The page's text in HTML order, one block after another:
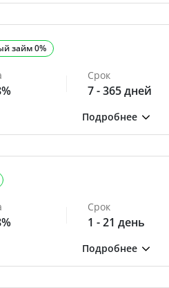
займ 0%
Срок
7 - 365 дней
Срок
1 - 21 день